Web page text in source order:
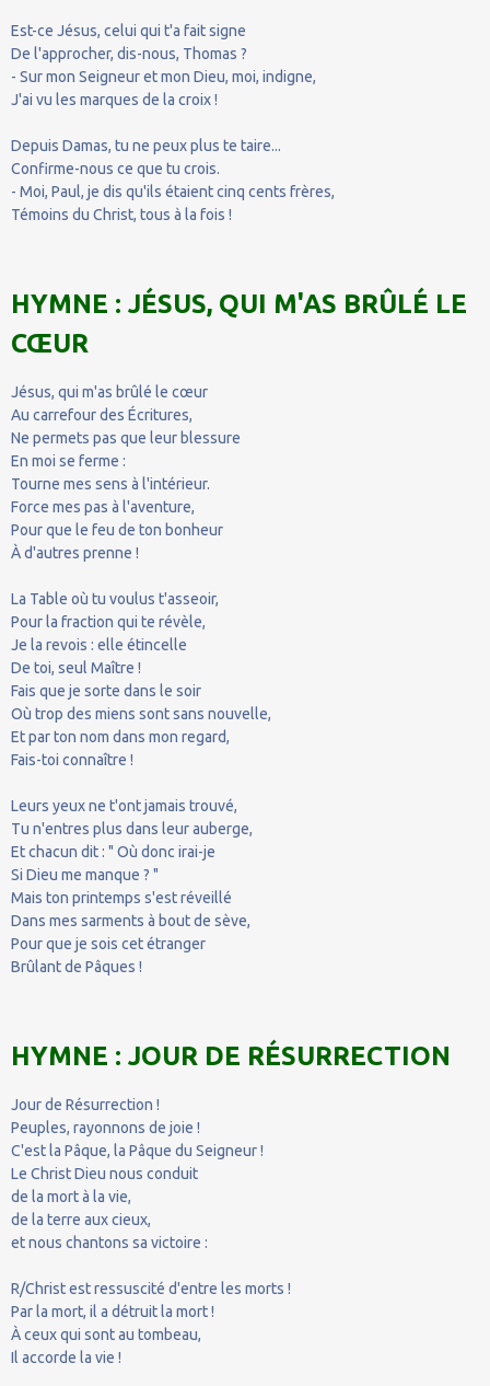
Est-ce Jésus, celui qui t'a fait signe
De l'approcher, dis-nous, Thomas ?
- Sur mon Seigneur et mon Dieu, moi, indigne,
J'ai vu les marques de la croix !
Depuis Damas, tu ne peux plus te taire...
Confirme-nous ce que tu crois.
- Moi, Paul, je dis qu'ils étaient cinq cents frères,
Témoins du Christ, tous à la fois !
HYMNE : JÉSUS, QUI M'AS BRÛLÉ LE
CŒUR
Jésus, qui m'as brûlé le cœur
Au carrefour des Écritures,
Ne permets pas que leur blessure
En moi se ferme :
Tourne mes sens à l'intérieur.
Force mes pas à l'aventure,
Pour que le feu de ton bonheur
À d'autres prenne !
La Table où tu voulus t'asseoir,
Pour la fraction qui te révèle,
Je la revois : elle étincelle
De toi, seul Maître !
Fais que je sorte dans le soir
Où trop des miens sont sans nouvelle,
Et par ton nom dans mon regard,
Fais-toi connaître !
Leurs yeux ne t'ont jamais trouvé,
Tu n'entres plus dans leur auberge,
Et chacun dit : " Où donc irai-je
Si Dieu me manque ? "
Mais ton printemps s'est réveillé
Dans mes sarments à bout de sève,
Pour que je sois cet étranger
Brûlant de Pâques !
HYMNE : JOUR DE RÉSURRECTION
Jour de Résurrection !
Peuples, rayonnons de joie !
C'est la Pâque, la Pâque du Seigneur !
Le Christ Dieu nous conduit
de la mort à la vie,
de la terre aux cieux,
et nous chantons sa victoire :
R/Christ est ressuscité d'entre les morts !
Par la mort, il a détruit la mort !
À ceux qui sont au tombeau,
Il accorde la vie !